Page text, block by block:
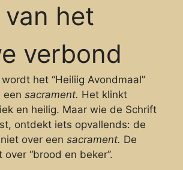
het
verbond
het “Heiliig Avondmaal”
een sacrament. Het klinkt
en heilig. Maar wie de Schrift
ontdekt iets opvallends: de
over een sacrament. De
“brood en beker”.